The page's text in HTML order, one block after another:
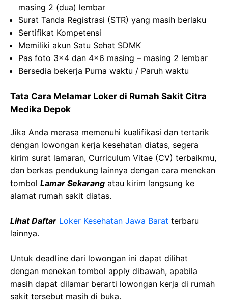
masing 2 (dua) lembar
Surat Tanda Registrasi (STR) yang masih berlaku
Sertifikat Kompetensi
Memiliki akun Satu Sehat SDMK
Pas foto 3×4 dan 4×6 masing – masing 2 lembar
Bersedia bekerja Purna waktu / Paruh waktu
Tata Cara Melamar Loker di Rumah Sakit Citra
Medika Depok
Jika Anda merasa memenuhi kualifikasi dan tertarik
dengan lowongan kerja kesehatan diatas, segera
kirim surat lamaran, Curriculum Vitae (CV) terbaikmu,
dan berkas pendukung lainnya dengan cara menekan
tombol Lamar Sekarang atau kirim langsung ke
alamat rumah sakit diatas.
Lihat Daftar Loker Kesehatan Jawa Barat terbaru
lainnya.
Untuk deadline dari lowongan ini dapat dilihat
dengan menekan tombol apply dibawah, apabila
masih dapat dilamar berarti lowongan kerja di rumah
sakit tersebut masih di buka.